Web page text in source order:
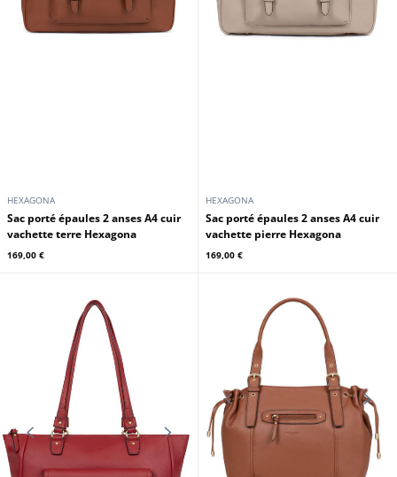
HEXAGONA
Sac porté épaules 2 anses A4 cuir
vachette terre Hexagona
HEXAGONA
Sac porté épaules 2 anses A4 cuir
vachette pierre Hexagona